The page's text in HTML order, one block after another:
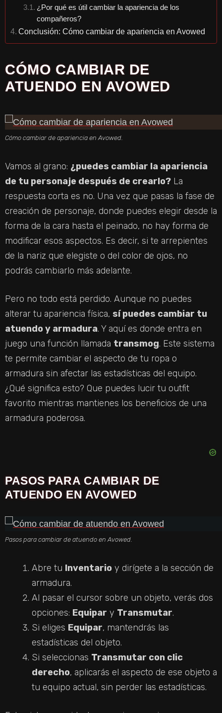
¿Por qué es útil cambiar la apariencia de los
compañeros?
Conclusión: Cómo cambiar de apariencia en Avowed
CÓMO CAMBIAR DE
ATUENDO EN AVOWED
Cómo cambiar de apariencia en Avowed.
Vamos al grano: ¿puedes cambiar la apariencia
de tu personaje después de crearlo? La
respuesta corta es no. Una vez que pasas la fase de
creación de personaje, donde puedes elegir desde la
forma de la cara hasta el peinado, no hay forma de
modificar esos aspectos. Es decir, si te arrepientes
de la nariz que elegiste o del color de ojos, no
podrás cambiarlo más adelante.
Pero no todo está perdido. Aunque no puedes
alterar tu apariencia física, sí puedes cambiar tu
atuendo y armadura. Y aquí es donde entra en
juego una función llamada transmog. Este sistema
te permite cambiar el aspecto de tu ropa o
armadura sin afectar las estadísticas del equipo.
¿Qué significa esto? Que puedes lucir tu outfit
favorito mientras mantienes los beneficios de una
armadura poderosa.
PASOS PARA CAMBIAR DE
ATUENDO EN AVOWED
Pasos para cambiar de atuendo en Avowed.
Abre tu Inventario y dirígete a la sección de
armadura.
Al pasar el cursor sobre un objeto, verás dos
opciones: Equipar y Transmutar.
Si eliges Equipar, mantendrás las
estadísticas del objeto.
Si seleccionas Transmutar con clic
derecho, aplicarás el aspecto de ese objeto a
tu equipo actual, sin perder las estadísticas.